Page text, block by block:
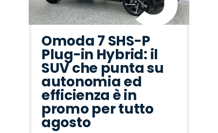
Omoda 7 SHS-P
Plug-in Hybrid: il
SUV che punta su
autonomia ed
efficienza è in
promo per tutto
agosto